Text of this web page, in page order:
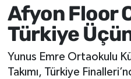
Afyon Floor
Türkiye
Yunus Emre Ortaokulu
Takımı, Türkiye
Sağlık
Eğitim
Sivil Toplum